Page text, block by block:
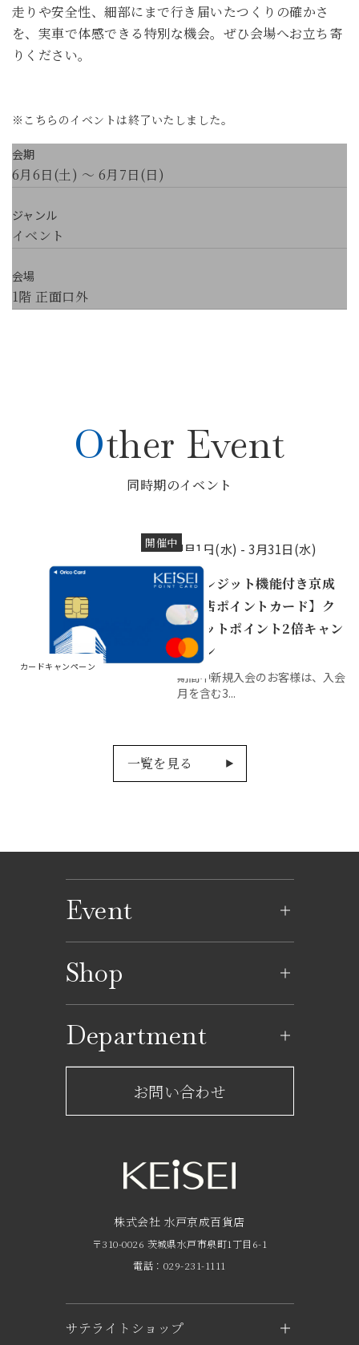
走りや安全性、細部にまで行き届いたつくりの確かさ
を、実車で体感できる特別な機会。ぜひ会場へお立ち寄
りください。
※こちらのイベントは終了いたしました。
会期
6月6日(土) ～ 6月7日(日)
ジャンル
イベント
会場
1階 正面口外
Other Event
同時期のイベント
開催中
カードキャンペーン
4月1日(水) -3月31日(水)
【クレジット機能付き京成
百貨店ポイントカード】ク
レジットポイント2倍キャン
ペーン
期間中新規入会のお客様は、入会
月を含む3...
一覧を見る
Event
イベントカレンダー
Shop
レストラン一覧
ショップからのお知らせ
フロアガイド
Department
サービスのご案内
京成友の会
京成ポイントカードについて
お問い合わせ
株式会社 水戸京成百貨店
〒310-0026 茨城県水戸市泉町1丁目6-1
電話：029-231-1111
サテライトショップ